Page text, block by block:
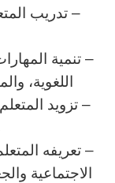
– تدريب
– تنمية
اللغوية،
– تزويد
– تعريفه
الاجتماعية